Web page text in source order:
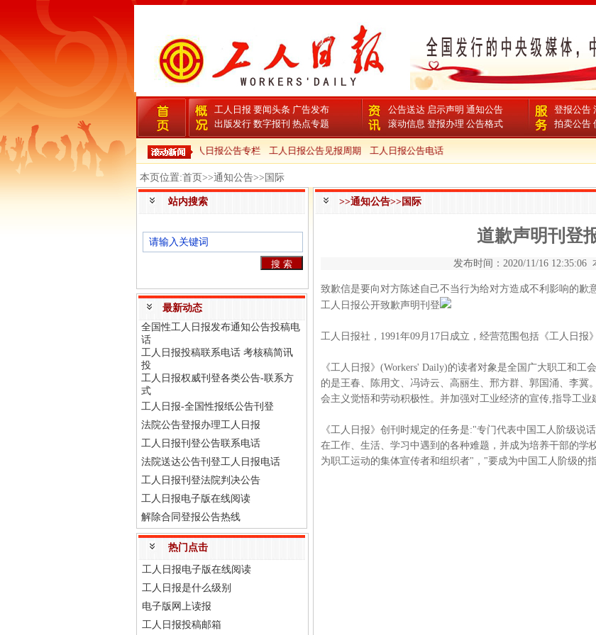
工人日报 要闻头条 广告发布
出版发行 数字报刊 热点专题
公告送达 启示声明 通知公告
滚动信息 登报办理 公告格式
登报公告
拍卖公告
工人日报公告专栏 工人日报公告见报周期 工人日报公告电话
本页位置:首页>>通知公告>>国际
站内搜索
最新动态
全国性工人日报发布通知公告投稿电
话
工人日报投稿联系电话 考核稿简讯
投
工人日报权威刊登各类公告-联系方
式
工人日报-全国性报纸公告刊登
法院公告登报办理工人日报
工人日报刊登公告联系电话
法院送达公告刊登工人日报电话
工人日报刊登法院判决公告
工人日报电子版在线阅读
解除合同登报公告热线
热门点击
工人日报电子版在线阅读
工人日报是什么级别
电子版网上读报
工人日报投稿邮箱
>>通知公告>>国际
道歉声明刊登
发布时间：2020/11/16 12:35:06
致歉信是要向对方陈述自己不当行为给对方造成不利影响的歉意
工人日报公开致歉声明刊登
工人日报社，1991年09月17日成立，经营范围包括《工人日报
《工人日报》(Workers' Daily)的读者对象是全国广大职工和
的是王春、陈用文、冯诗云、高丽生、邢方群、郭国涌、李冀
会主义觉悟和劳动积极性。并加强对工业经济的宣传,指导工业
《工人日报》创刊时规定的任务是:"专门代表中国工人阶级说
在工作、生活、学习中遇到的各种难题，并成为培养干部的
为职工运动的集体宣传者和组织者"，"要成为中国工人阶级的